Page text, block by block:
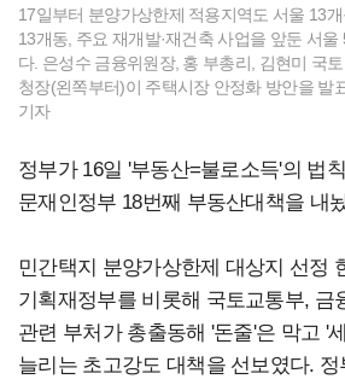
17일부터 분양가상한제 적용지역도 서울 13
13개동, 주요 재개발·재건축 사업을 앞둔 서
다. 은성수 금융위원장, 홍 부총리, 김현미 국
청장(왼쪽부터)이 주택시장 안정화 방안을 발
기자
정부가 16일 '부동산=불로소득'의 법
문재인정부 18번째 부동산대책을 내
민간택지 분양가상한제 대상지 선정
기획재정부를 비롯해 국토교통부, 금
관련 부처가 총출동해 '돈줄'은 막고 '
늘리는 초고강도 대책을 선보였다.